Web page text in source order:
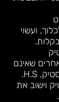
ועשוי
אחרים שאינם
מתאימים למשטחי פלסטיק, H.S.
וישוב את